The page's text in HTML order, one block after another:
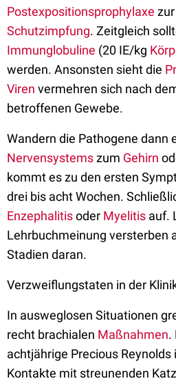
Postexpositionsprophylaxe
Schutzimpfung. Zeitgleich
Immunglobuline (20 IE/kg
werden. Ansonsten sieht die
Viren vermehren sich nach
betroffenen Gewebe.
Wandern die Pathogene dann
Nervensystemszum Gehirn
kommt es zu den ersten
drei bis acht Wochen.
Enzephalitisoder Myelitis auf.
Lehrbuchmeinung versterben
Stadien daran.
Verzweiflungstaten in der
In ausweglosen Situationen
recht brachialen Maßnahmen.
achtjährige Precious
Kontakte mit streunenden